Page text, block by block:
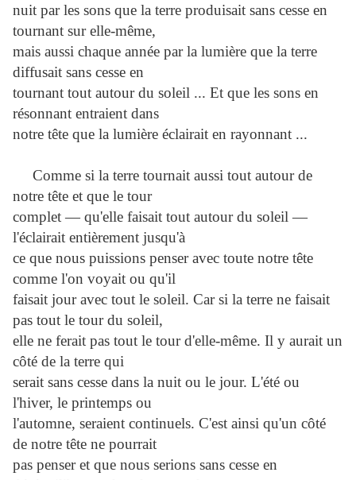
nuit par les sons que la terre produisait sans cesse en
tournant sur elle-même,
mais aussi chaque année par la lumière que la terre
diffusait sans cesse en
tournant tout autour du soleil ... Et que les sons en
résonnant entraient dans
notre tête que la lumière éclairait en rayonnant ...
Comme si la terre tournait aussi tout autour de
notre tête et que le tour
complet — qu'elle faisait tout autour du soleil —
l'éclairait entièrement jusqu'à
ce que nous puissions penser avec toute notre tête
comme l'on voyait ou qu'il
faisait jour avec tout le soleil. Car si la terre ne faisait
pas tout le tour du soleil,
elle ne ferait pas tout le tour d'elle-même. Il y aurait un
côté de la terre qui
serait sans cesse dans la nuit ou le jour. L'été ou
l'hiver, le printemps ou
l'automne, seraient continuels. C'est ainsi qu'un côté
de notre tête ne pourrait
pas penser et que nous serions sans cesse en